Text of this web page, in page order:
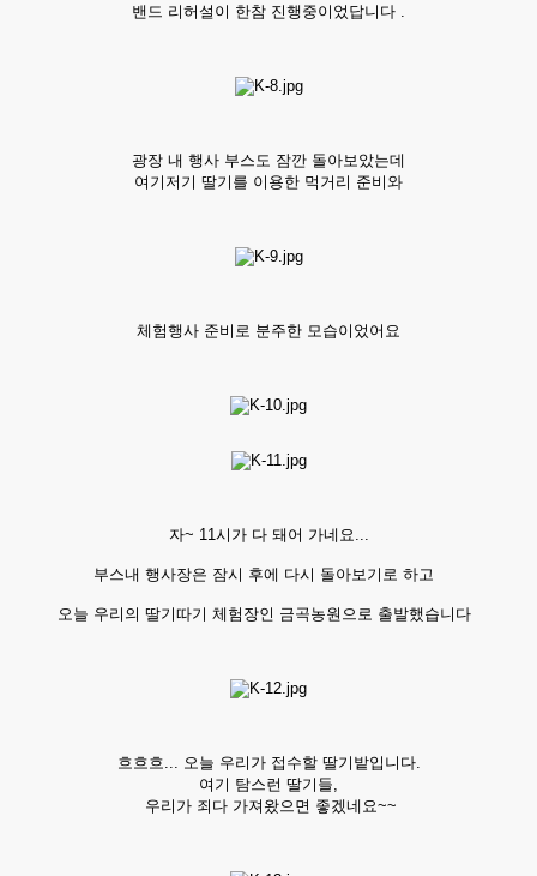
밴드 리허설이 한참 진행중이었답니다 .
광장 내 행사 부스도 잠깐 돌아보았는데
여기저기 딸기를 이용한 먹거리 준비와
체험행사 준비로 분주한 모습이었어요
자~ 11시가 다 돼어 가네요...
부스내 행사장은 잠시 후에 다시 돌아보기로 하고
오늘 우리의 딸기따기 체험장인 금곡농원으로 출발했습니다
흐흐흐... 오늘 우리가 접수할 딸기밭입니다.
여기 탐스런 딸기들,
우리가 죄다 가져왔으면 좋겠네요~~